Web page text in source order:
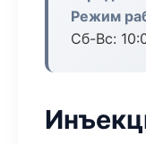
Режим
Сб-Вс: